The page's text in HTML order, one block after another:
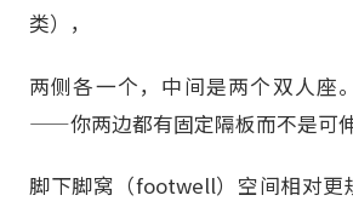
类），
两侧各一个，中间是两个双人座
——你两边都有固定隔板而不是可伸
脚下脚窝（footwell）空间相对更